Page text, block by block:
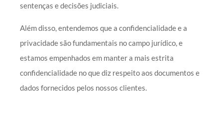
sentenças e decisões judiciais.
Além disso, entendemos que a confidencialidade e a
privacidade são fundamentais no campo jurídico, e
estamos empenhados em manter a mais estrita
confidencialidade no que diz respeito aos documentos e
dados fornecidos pelos nossos clientes.